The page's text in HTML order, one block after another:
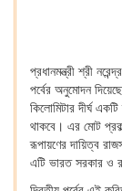
প্রধানমন্ত্রী শ্রী
পর্বের অনুমোদন
কিলোমিটার দীর্ঘ
থাকবে। এর মোট
রূপায়ণের দায়িত্ব
এটি ভারত সরকার ও